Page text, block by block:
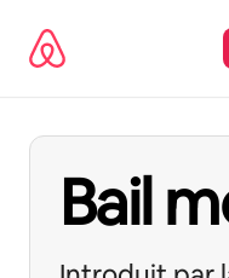
вмісту
Bail